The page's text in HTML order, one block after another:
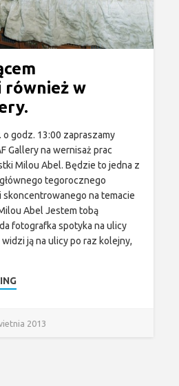
w
o godz. 13:00 zapraszamy
Gallery na wernisaż prac
Milou Abel. Będzie to jedna z
tegorocznego
skoncentrowanego na temacie
Abel Jestem tobą
fotografka spotyka na ulicy
widzi ją na ulicy po raz kolejny,
2013